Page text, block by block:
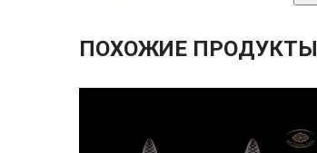
ПОХОЖИЕ ПРОДУКТЫ